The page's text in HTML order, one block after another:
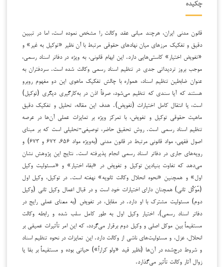
چکیده
قانون مدنی ایران، هرچند مبانی عقد وکالت را مشخص نموده است، اما در تبیین
دقیق و تفکیک مرزهای میان نهادهای حقوقی مرتبط با آن نظیر «توکیل به غیر» و
«تفویض اختیار» کاستی‌هایی دارد. این ابهام قانونی، به ویژه در دفاتر اسناد رسمی،
موجب بروز تردیداتی جدی در تنظیم اسناد رسمی وکالت شده است. سردفتران به
عنوان ضابطین تنظیم اسناد، همواره با چالش تفکیک ماهوی این دو مفهوم روبرو
هستند که آیا سندی که تنظیم می‌شود، صرفاً اذن در به‌کارگیری دیگری (توکیل)
است، یا انتقال کامل اختیارات (تفویض). هدف این مقاله، تحلیل و تفکیک دقیق
ماهیت حقوقی توکیل و تفویض، با تمرکز ویژه بر تمایزات عملی آن‌ها در عرصه
تنظیم اسناد رسمی است. روش تحقیق حاضر، توصیفی-تحلیلی است که بر مبنای
اصول فقهی، مواد قانونی مرتبط در قانون مدنی (به‌ویژه مواد ۶۵۶، ۶۷۲ و ۶۷۳) و
رویه‌های جاری در دفاتر اسناد رسمی انجام پذیرفته است. نتایج این پژوهش نشان
می‌دهد که تفاوت بنیادین توکیل و تفویض در «بقاء اختیار» و «مسئولیت وکیل
اول» و همچنین «نحوه انحلال وکالت ثانویه» نهفته است. در توکیل، وکیل اول
(مُوَکِّل ثانی) همچنان دارای اختیارات خود است و در قبال اعمال وکیل ثانی (وکیل
دوم) مسئولیت مشترک با او دارد. در مقابل، در تفویض (به معنای عملی رایج در
دفاتر اسناد رسمی)، اختیار وکیل اول به طور کامل سلب شده و رابطه وکالت
مستقیماً بین موکل اصلی و وکیل دوم برقرار می‌گردد، که این امر تأثیرات عمیقی بر
انحلال، عزل، و مسئولیت‌های ناشی از وکالت دارد. این تمایزات در نحوه تنظیم اسناد
و شروط درج‌شده در آن‌ها (نظیر قید «ولو کراراً») حیاتی بوده و مستقیماً بر بقا یا
زوال آثار وکالت تأثیر می‌گذارد.